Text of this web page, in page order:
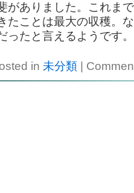
がありました。これま
たことは最大の収穫。
ったと言えるようです。
in 未分類